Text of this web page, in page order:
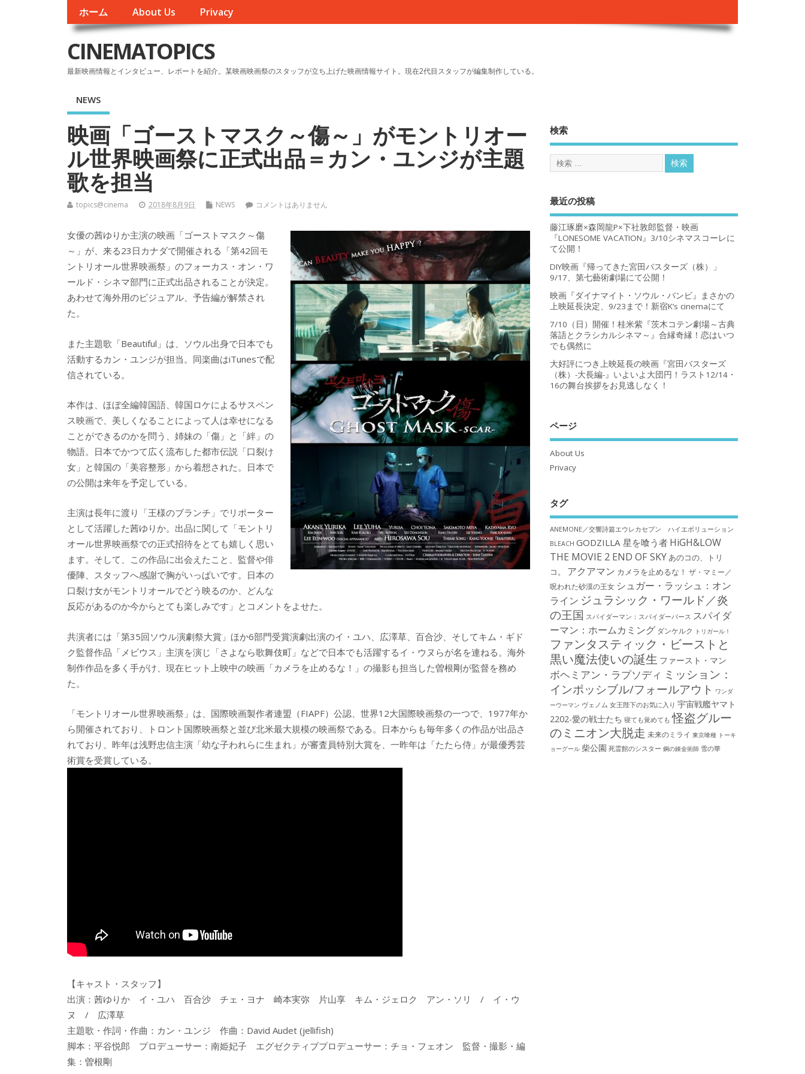
ホーム About Us Privacy
CINEMATOPICS
最新映画情報とインタビュー、レポートを紹介。某映画映画祭のスタッフが立ち上げた映画情報サイト。現在2代目スタッフが編集制作している。
NEWS
映画「ゴーストマスク～傷～」がモントリオー
ル世界映画祭に正式出品＝カン・ユンジが主題
歌を担当
topics@cinema 2018年8月9日 NEWS コメントはありません
女優の茜ゆりか主演の映画「ゴーストマスク～傷
～」が、来る23日カナダで開催される「第42回モ
ントリオール世界映画祭」のフォーカス・オン・ワ
ールド・シネマ部門に正式出品されることが決定。
あわせて海外用のビジュアル、予告編が解禁され
た。
また主題歌「Beautiful」は、ソウル出身で日本でも
活動するカン・ユンジが担当。同楽曲はiTunesで配
信されている。
本作は、ほぼ全編韓国語、韓国ロケによるサスペン
ス映画で、美しくなることによって人は幸せになる
ことができるのかを問う、姉妹の「傷」と「絆」の
物語。日本でかつて広く流布した都市伝説「口裂け
女」と韓国の「美容整形」から着想された。日本で
の公開は来年を予定している。
主演は長年に渡り「王様のブランチ」でリポーター
として活躍した茜ゆりか。出品に関して「モントリ
オール世界映画祭での正式招待をとても嬉しく思い
ます。そして、この作品に出会えたこと、監督や俳
優陣、スタッフへ感謝で胸がいっぱいです。日本の
口裂け女がモントリオールでどう映るのか、どんな
反応があるのか今からとても楽しみです」とコメントをよせた。
共演者には「第35回ソウル演劇祭大賞」ほか6部門受賞演劇出演のイ・ユハ、広澤草、百合沙、そしてキム・ギド
ク監督作品「メビウス」主演を演じ「さよなら歌舞伎町」などで日本でも活躍するイ・ウヌらが名を連ねる。海外
制作作品を多く手がけ、現在ヒット上映中の映画「カメラを止めるな！」の撮影も担当した曽根剛が監督を務め
た。
「モントリオール世界映画祭」は、国際映画製作者連盟（FIAPF）公認、世界12大国際映画祭の一つで、1977年か
ら開催されており、トロント国際映画祭と並び北米最大規模の映画祭である。日本からも毎年多くの作品が出品さ
れており、昨年は浅野忠信主演「幼な子われらに生まれ」が審査員特別大賞を、一昨年は「たたら侍」が最優秀芸
術賞を受賞している。
【キャスト・スタッフ】
出演：茜ゆりか イ・ユハ 百合沙 チェ・ヨナ 崎本実弥 片山享 キム・ジェロク アン・ソリ / イ・ウ
ヌ / 広澤草
主題歌・作詞・作曲：カン・ユンジ 作曲：David Audet (jellifish)
脚本：平谷悦郎 プロデューサー：南姫妃子 エグゼクティブプロデューサー：チョ・フェオン 監督・撮影・編
集：曽根剛
検索
最近の投稿
藤江琢磨×森岡龍P×下社敦郎監督・映画
『LONESOME VACATION』3/10シネマスコーレに
て公開！
DIY映画『帰ってきた宮田バスターズ（株）」
9/17、第七藝術劇場にて公開！
映画『ダイナマイト・ソウル・バンビ』まさかの
上映延長決定、9/23まで！新宿K’s cinemaにて
7/10（日）開催！桂米紫『茨木コテン劇場～古典
落語とクラシカルシネマ～』合縁奇縁！恋はいつ
でも偶然に
大好評につき上映延長の映画『宮田バスターズ
（株）-大長編-』いよいよ大団円！ラスト12/14・
16の舞台挨拶をお見逃しなく！
ページ
About Us
Privacy
タグ
ANEMONE／交響詩篇エウレカセブン ハイエボリューション
BLEACH GODZILLA 星を喰う者 HiGH&LOW
THE MOVIE 2 END OF SKY あのコの、トリ
コ。
アクアマン カメラを止めるな！ ザ・マミー／
呪われた砂漠の王女 シュガー・ラッシュ：オン
ライン ジュラシック・ワールド／炎
の王国 スパイダーマン：スパイダーバース スパイダ
ーマン：ホームカミング ダンケルク トリガール！
ファンタスティック・ビーストと
黒い魔法使いの誕生 ファースト・マン
ボヘミアン・ラプソディ ミッション：
インポッシブル/フォールアウト ワンダ
ーウーマン ヴェノム 女王陛下のお気に入り 宇宙戦艦ヤマト
2202-愛の戦士たち 寝ても覚めても 怪盗グルー
のミニオン大脱走 未来のミライ 東京喰種 トーキ
ョーグール 柴公園 死霊館のシスター 鋼の錬金術師 雪の華